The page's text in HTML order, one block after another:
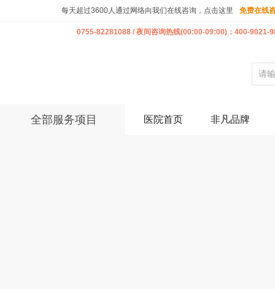
每天超过3600人通过网络向我们在线咨询，点击这里 免费在线
0755-82281088 / 夜间咨询热线(00:00-09:00)：400-9021-
全部服务项目 医院首页 非凡品牌